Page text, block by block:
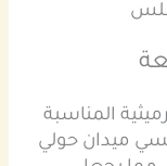
المناسبة
ميدان حولي